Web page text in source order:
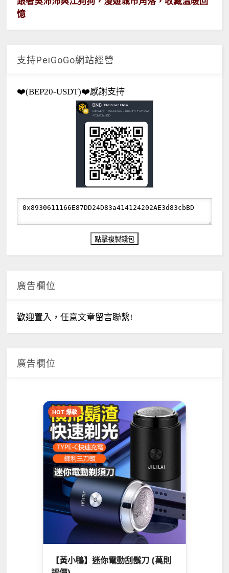
憶
支持PeiGoGo網站經營
❤️(BEP20-USDT)❤️感謝支持
廣告欄位
歡迎置入，任意文章留言聯繫!
廣告欄位
HOT 爆款
【黃小鴨】迷你電動刮鬍刀 (萬則